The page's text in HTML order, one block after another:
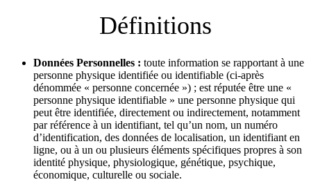
Définitions
Données Personnelles : toute information se rapportant à une
personne physique identifiée ou identifiable (ci-après
dénommée « personne concernée ») ; est réputée être une «
personne physique identifiable » une personne physique qui
peut être identifiée, directement ou indirectement, notamment
par référence à un identifiant, tel qu’un nom, un numéro
d’identification, des données de localisation, un identifiant en
ligne, ou à un ou plusieurs éléments spécifiques propres à son
identité physique, physiologique, génétique, psychique,
économique, culturelle ou sociale.